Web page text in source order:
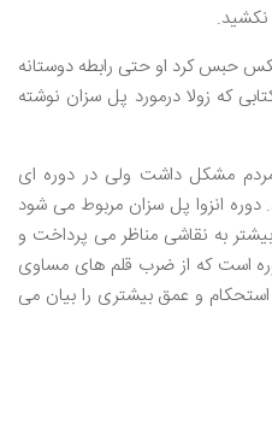
نکشید.
حبس کرد او حتی رابطه دوستانه
که زولا درمورد پل سزان نوشته
مردم مشکل داشت ولی در دوره ای
دوره انزوا پل سزان مربوط می شود
تا اویل 1890 که او بیشتر به نقاشی مناظر می پرداخت و
است که از ضرب قلم‌ های مساوی
و عمق بیشتری را بیان می